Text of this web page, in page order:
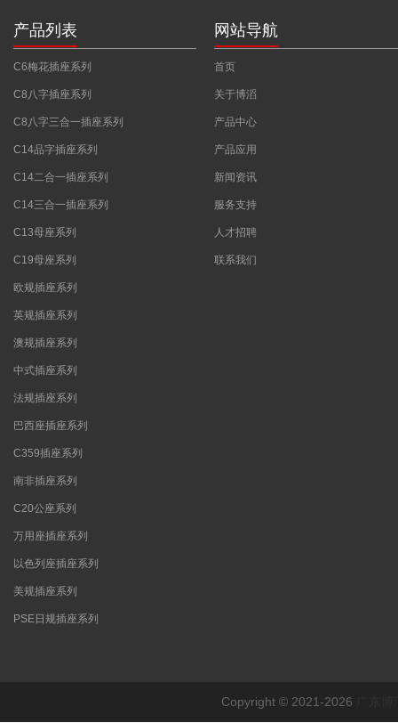
产品列表
C6梅花插座系列
C8八字插座系列
C8八字三合一插座系列
C14品字插座系列
C14二合一插座系列
C14三合一插座系列
C13母座系列
C19母座系列
欧规插座系列
英规插座系列
澳规插座系列
中式插座系列
法规插座系列
巴西座插座系列
C359插座系列
南非插座系列
C20公座系列
万用座插座系列
以色列座插座系列
美规插座系列
PSE日规插座系列
网站导航
首页
关于博滔
产品中心
产品应用
新闻资讯
服务支持
人才招聘
联系我们
Copyright © 2021-2026